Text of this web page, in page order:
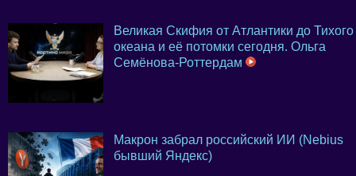
Великая Скифия от Атлантики до Тихого
океана и её потомки сегодня. Ольга
Семёнова-Роттердам
Макрон забрал российский ИИ (Nebius
бывший Яндекс)